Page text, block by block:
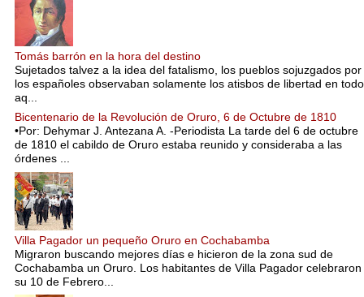
Tomás barrón en la hora del destino
Sujetados talvez a la idea del fatalismo, los pueblos sojuzgados por
los españoles observaban solamente los atisbos de libertad en todo
aq...
Bicentenario de la Revolución de Oruro, 6 de Octubre de 1810
•Por: Dehymar J. Antezana A. -Periodista La tarde del 6 de octubre
de 1810 el cabildo de Oruro estaba reunido y consideraba a las
órdenes ...
Villa Pagador un pequeño Oruro en Cochabamba
Migraron buscando mejores días e hicieron de la zona sud de
Cochabamba un Oruro. Los habitantes de Villa Pagador celebraron
su 10 de Febrero...